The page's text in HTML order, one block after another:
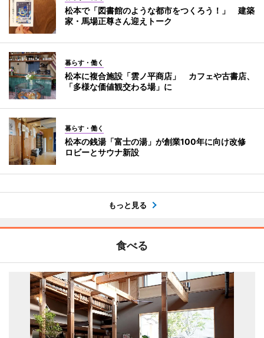
松本で「図書館のような都市をつくろう！」 建築
家・馬場正尊さん迎えトーク
暮らす・働く
松本に複合施設「雲ノ平商店」 カフェや古書店、
「多様な価値観交わる場」に
暮らす・働く
松本の銭湯「富士の湯」が創業100年に向け改修
ロビーとサウナ新設
もっと見る
食べる